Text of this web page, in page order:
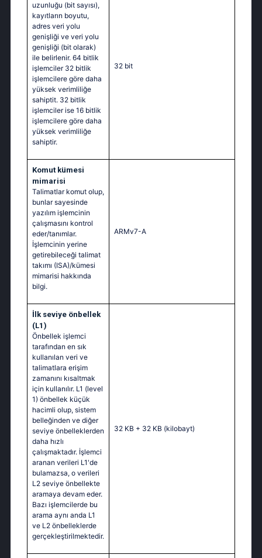
uzunluğu (bit sayısı),
kayıtların boyutu,
adres veri yolu
genişliği ve veri yolu
genişliği (bit olarak)
ile belirlenir. 64 bitlik
işlemciler 32 bitlik
işlemcilere göre daha
yüksek verimliliğe
sahiptit. 32 bitlik
işlemciler ise 16 bitlik
işlemcilere göre daha
yüksek verimliliğe
sahiptir.
32 bit
Komut kümesi
mimarisi
Talimatlar komut olup,
bunlar sayesinde
yazılım işlemcinin
çalışmasını kontrol
eder/tanımlar.
İşlemcinin yerine
getirebileceği talimat
takımı (ISA)/kümesi
mimarisi hakkında
bilgi.
ARMv7-A
İlk seviye önbellek
(L1)
Önbellek işlemci
tarafından en sık
kullanılan veri ve
talimatlara erişim
zamanını kısaltmak
için kullanılır. L1 (level
1) önbellek küçük
hacimli olup, sistem
belleğinden ve diğer
seviye önbelleklerden
daha hızlı
çalışmaktadır. İşlemci
aranan verileri L1'de
bulamazsa, o verileri
L2 seviye önbellekte
aramaya devam eder.
Bazı işlemcilerde bu
arama aynı anda L1
ve L2 önbelleklerde
gerçekleştirilmektedir.
32 KB + 32 KB (kilobayt)